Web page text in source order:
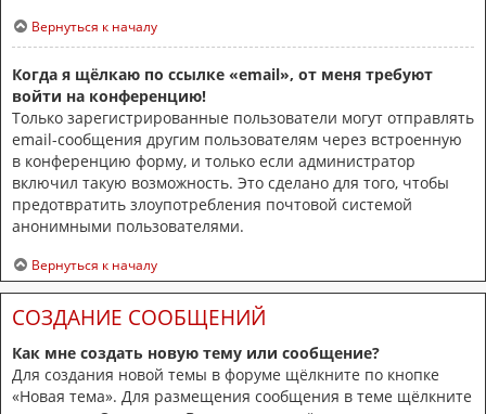
Вернуться к началу
Когда я щёлкаю по ссылке «email», от меня требуют
войти на конференцию!
Только зарегистрированные пользователи могут отправлять
email-сообщения другим пользователям через встроенную
в конференцию форму, и только если администратор
включил такую возможность. Это сделано для того, чтобы
предотвратить злоупотребления почтовой системой
анонимными пользователями.
Вернуться к началу
СОЗДАНИЕ СООБЩЕНИЙ
Как мне создать новую тему или сообщение?
Для создания новой темы в форуме щёлкните по кнопке
«Новая тема». Для размещения сообщения в теме щёлкните